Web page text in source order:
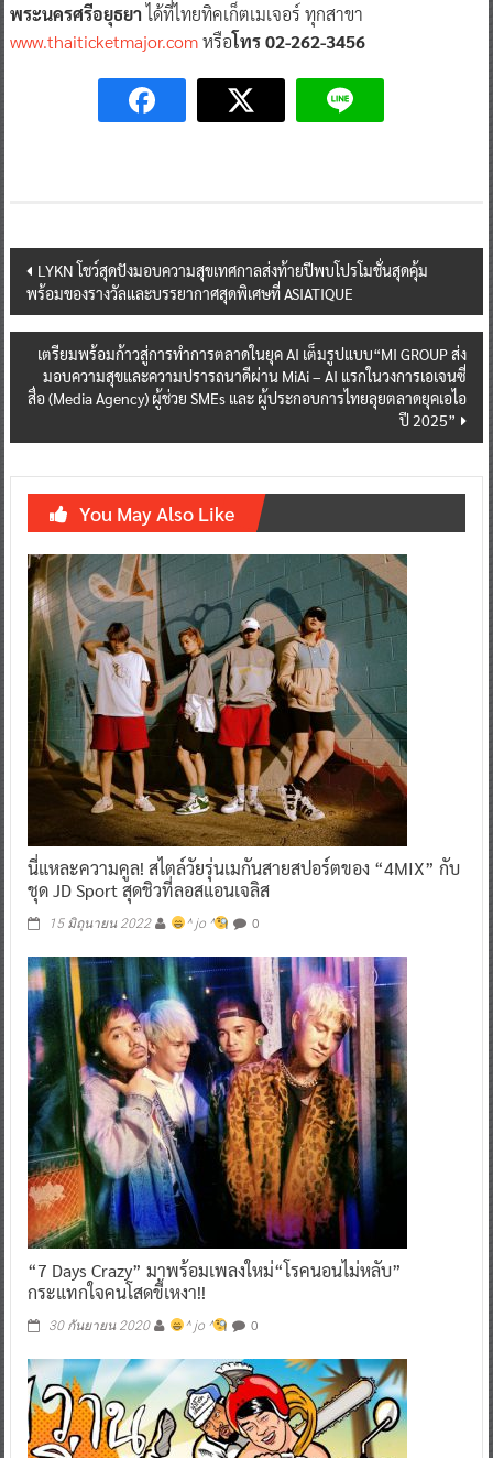
พระนครศรีอยุธยาได้ที่ไทยทิคเก็ตเมเจอร์ ทุกสาขา
www.thaiticketmajor.comหรือโทร 02-262-3456
Post
navigation
LYKN โชว์สุดปังมอบความสุขเทศกาลส่งท้ายปีพบโปรโมชั่นสุดคุ้ม
พร้อมของรางวัลและบรรยากาศสุดพิเศษที่ ASIATIQUE
เตรียมพร้อมก้าวสู่การทำการตลาดในยุค AI เต็มรูปแบบ“MI GROUP ส่ง
มอบความสุขและความปรารถนาดีผ่าน MiAi – AI แรกในวงการเอเจนซี่
สื่อ (Media Agency) ผู้ช่วย SMEs และ ผู้ประกอบการไทยลุยตลาดยุคเอไอ
ปี 2025”
You May Also Like
นี่แหละความคูล! สไตล์วัยรุ่นเมกันสายสปอร์ตของ “4MIX” กับ
ชุด JD Sport สุดชิวที่ลอสแอนเจลิส
15 มิถุนายน 2022 ^ jo ^ 0
“7 Days Crazy” มาพร้อมเพลงใหม่“โรคนอนไม่หลับ”
กระแทกใจคนโสดขี้เหงา!!
30 กันยายน 2020 ^ jo ^ 0